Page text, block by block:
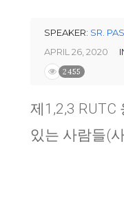
SPEAKER: SR.
APRIL 26, 2020
2455
제1,2,3 RUTC
있는 사람들(